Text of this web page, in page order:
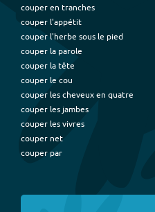
couper en tranches
couper l'appétit
couper l'herbe sous le pied
couper la parole
couper la tête
couper le cou
couper les cheveux en quatre
couper les jambes
couper les vivres
couper net
couper par